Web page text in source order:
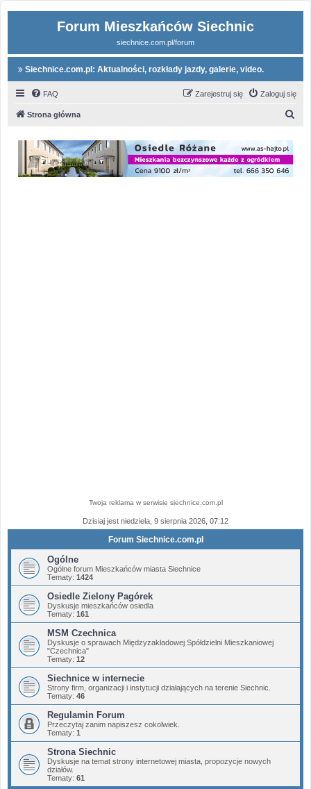
Forum Mieszkańców Siechnic
siechnice.com.pl/forum
Siechnice.com.pl: Aktualności, rozkłady jazdy, galerie, video.
FAQ Zaloguj się
Zarejestruj się
Strona główna
Twoja reklama w serwisie siechnice.com.pl
Dzisiaj jest niedziela, 9 sierpnia 2026, 07:12
Forum Siechnice.com.pl
Ogólne
Ogólne forum Mieszkańców miasta Siechnice
Tematy: 1424
Osiedle Zielony Pagórek
Dyskusje mieszkańców osiedla
Tematy: 161
MSM Czechnica
Dyskusje o sprawach Międzyzakładowej Spółdzielni Mieszkaniowej
"Czechnica"
Tematy: 12
Siechnice w internecie
Strony firm, organizacji i instytucji działających na terenie Siechnic.
Tematy: 46
Regulamin Forum
Przeczytaj zanim napiszesz cokolwiek.
Tematy: 1
Strona Siechnic
Dyskusje na temat strony internetowej miasta, propozycje nowych
działów.
Tematy: 61